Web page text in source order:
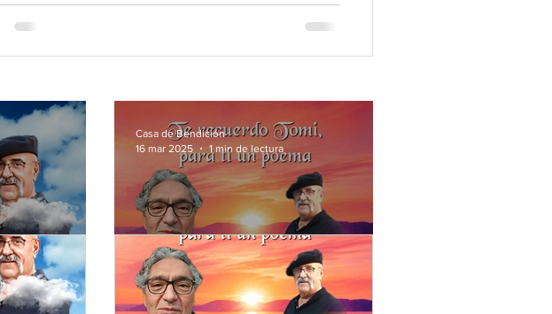
Desde el corazón de un
Casa de Bendición
16 mar 2025
1 min de lectura